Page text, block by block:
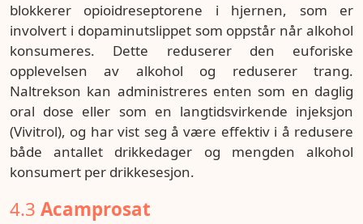
blokkerer opioidreseptorene i hjernen, som er
involvert i dopaminutslippet som oppstår når alkohol
konsumeres. Dette reduserer den euforiske
opplevelsen av alkohol og reduserer trang.
Naltrekson kan administreres enten som en daglig
oral dose eller som en langtidsvirkende injeksjon
(Vivitrol), og har vist seg å være effektiv i å redusere
både antallet drikkedager og mengden alkohol
konsumert per drikkesesjon.
4.3 Acamprosat